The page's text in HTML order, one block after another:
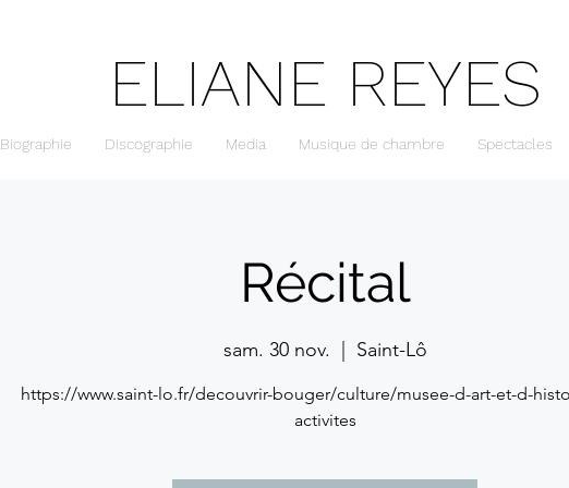
ELIANE REYES
Biographie Discographie Media Musique de chambre Spectacles
Récital
sam. 30 nov. Saint-Lô
https://www.saint-lo.fr/decouvrir-bouger/culture/musee-d-art-et-d-
activites